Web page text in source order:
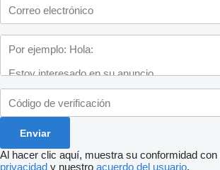
Al hacer clic aquí, muestra su conformidad con
privacidad y nuestro acuerdo del usuario.